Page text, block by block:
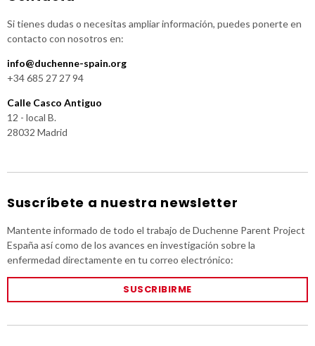
Si tienes dudas o necesitas ampliar información, puedes ponerte en
contacto con nosotros en:
info@duchenne-spain.org
+34 685 27 27 94
Calle Casco Antiguo
12 - local B.
28032 Madrid
Suscríbete a nuestra newsletter
Mantente informado de todo el trabajo de Duchenne Parent Project
España así como de los avances en investigación sobre la
enfermedad directamente en tu correo electrónico:
SUSCRIBIRME